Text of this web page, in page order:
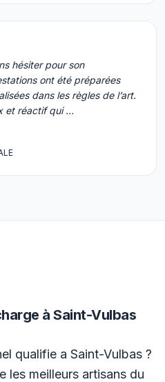
hésiter pour son
ont été préparées
dans les règles de l’art.
et réactif qui …
à Saint-Vulbas
qualifie a Saint-Vulbas ?
les meilleurs artisans du